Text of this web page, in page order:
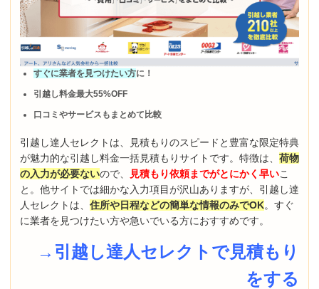
すぐに業者を見つけたい方に！
引越し料金最大55%OFF
口コミやサービスもまとめて比較
引越し達人セレクトは、見積もりのスピードと豊富な限定特典
が魅力的な引越し料金一括見積もりサイトです。特徴は、 荷物
の入力が必要ないので、 見積もり依頼までがとにかく早いこ
と。他サイトでは細かな入力項目が沢山ありますが、引越し達
人セレクトは、 住所や日程などの簡単な情報のみでOK。すぐ
に業者を見つけたい方や急いでいる方におすすめです。
→引越し達人セレクトで見積もり
をする